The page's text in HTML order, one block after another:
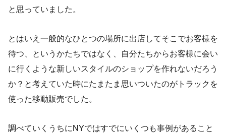
と思っていました。
とはいえ一般的なひとつの場所に出店してそこでお客様を
待つ、というかたちではなく、自分たちからお客様に会い
に行くような新しいスタイルのショップを作れないだろう
か？と考えていた時にたまたま思いついたのがトラックを
使った移動販売でした。
調べていくうちにNYではすでにいくつも事例があること